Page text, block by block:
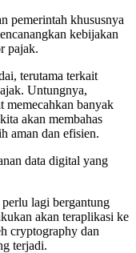
pemerintah khususnya
kebijakan
pajak.
terutama terkait
Untungnya,
memecahkan banyak
akan membahas
aman dan efisien.
data digital yang
lagi bergantung
akan teraplikasi ke
cryptography dan
terjadi.